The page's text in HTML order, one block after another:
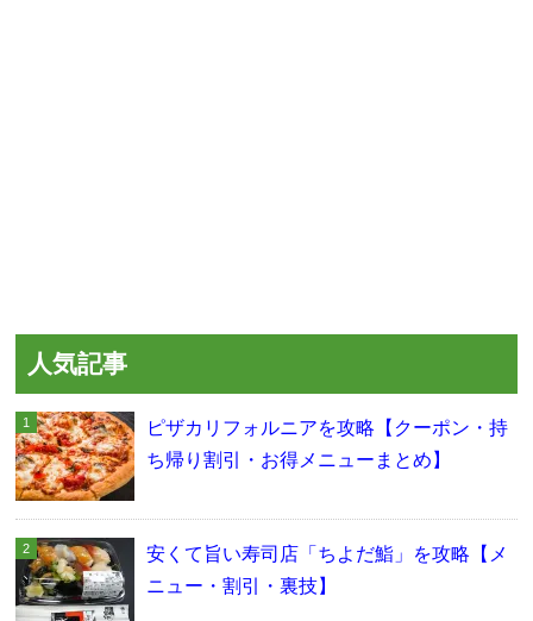
人気記事
ピザカリフォルニアを攻略【クーポン・持
ち帰り割引・お得メニューまとめ】
安くて旨い寿司店「ちよだ鮨」を攻略【メ
ニュー・割引・裏技】